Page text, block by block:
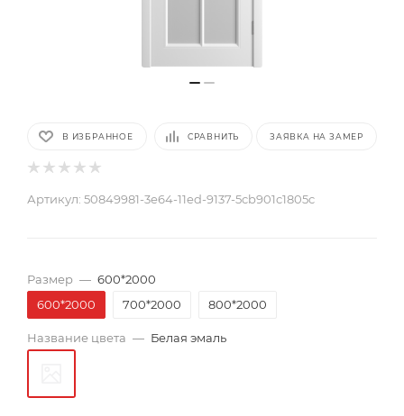
В ИЗБРАННОЕ СРАВНИТЬ ЗАЯВКА НА ЗАМЕР
Артикул: 50849981-3e64-11ed-9137-5cb901c1805c
Размер — 600*2000
600*2000
700*2000 800*2000
Название цвета — Белая эмаль